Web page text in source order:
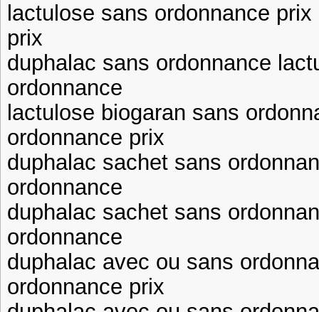
lactulose sans ordonnance
prix
duphalac sans ordonnance
ordonnance
lactulose biogaran sans
ordonnance prix
duphalac sachet sans
ordonnance
duphalac sachet sans
ordonnance
duphalac avec ou sans
ordonnance prix